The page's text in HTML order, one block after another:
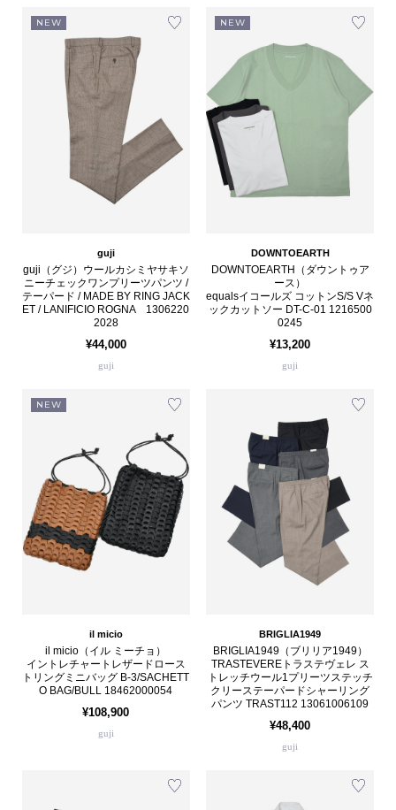
NEW
guji
guji（グジ）ウールカシミヤサキソ
ニーチェックワンプリーツパンツ /
テーパード / MADE BY RING JACK
ET / LANIFICIO ROGNA 1306220
2028
¥44,000
guji
NEW
DOWNTOEARTH
DOWNTOEARTH（ダウントゥア
ース）
equalsイコールズ コットンS/S Vネ
ックカットソー DT-C-01 1216500
0245
¥13,200
guji
NEW
il micio
il micio（イル ミーチョ）
イントレチャートレザードロース
トリングミニバッグ B-3/SACHETT
O BAG/BULL 18462000054
¥108,900
guji
BRIGLIA1949
BRIGLIA1949（ブリリア1949）
TRASTEVEREトラステヴェレ ス
トレッチウール1プリーツステッチ
クリーステーパードシャーリング
パンツ TRAST112 13061006109
¥48,400
guji